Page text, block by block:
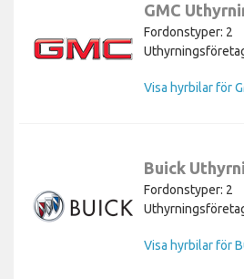
GMC
Fordonstyper: 2
Visa hyrbilar för
Buick
Fordonstyper: 2
Visa hyrbilar för